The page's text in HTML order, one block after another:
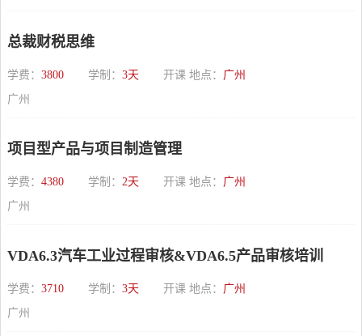
总裁财税思维
学费： 3800 学制： 3天 开课 地点： 广州
广州
项目型产品与项目制造管理
学费： 4380 学制： 2天 开课 地点： 广州
广州
VDA6.3汽车工业过程审核&VDA6.5产品审核培训
学费： 3710 学制： 3天 开课 地点： 广州
广州